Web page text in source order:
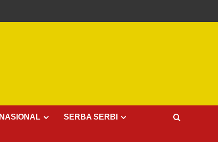
NASIONAL SERBA SERBI